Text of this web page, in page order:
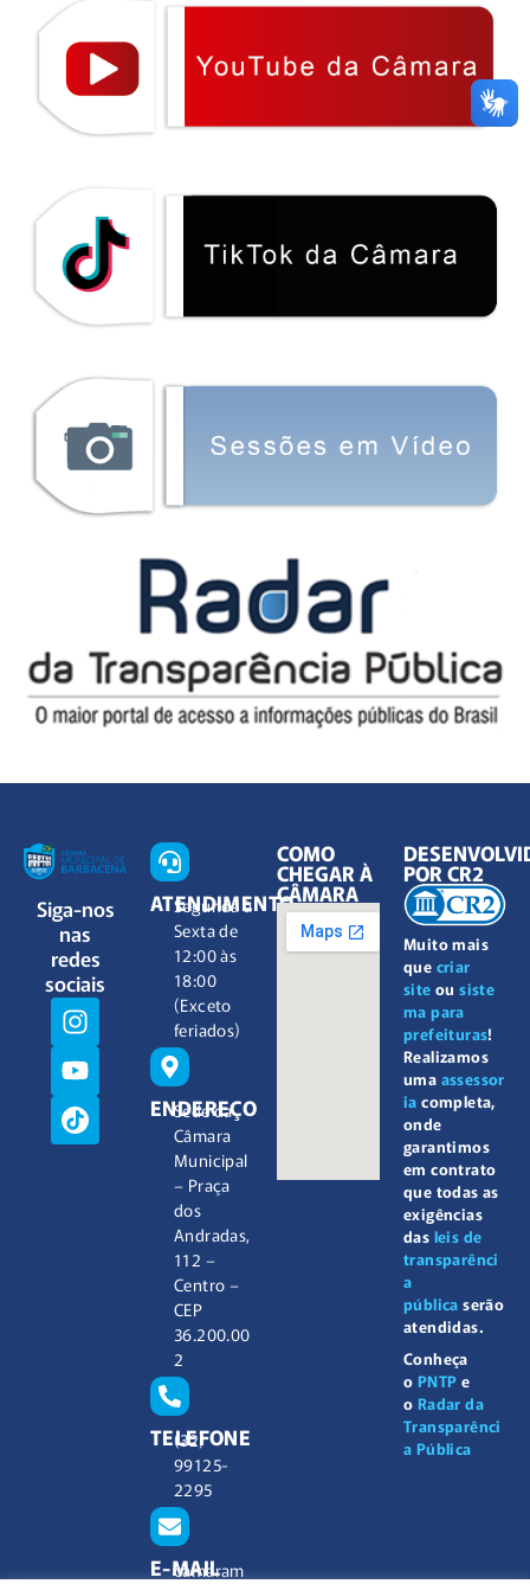
Siga-nos
nas
redes
sociais
ATENDIMENTO
Segunda à
Sexta de
12:00 às
18:00
(Exceto
feriados)
ENDEREÇO
Sede da
Câmara
Municipal
– Praça
dos
Andradas,
112 –
Centro –
CEP
36.200.00
2
TELEFONE
(32)
99125-
2295
E-MAIL
camaram
COMO
CHEGAR À
CÂMARA
Muito mais
que criar
site ousiste
ma para
prefeituras!
Realizamos
uma assessor
ia completa,
onde
garantimos
em contrato
que todas as
exigências
das leis de
transparênci
a
pública serão
atendidas.
Conheça
o PNTP e
o Radar da
Transparênci
a Pública
POR CR2